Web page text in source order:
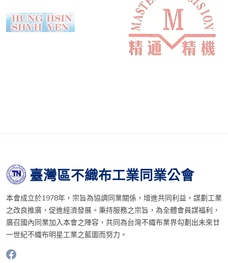
臺灣區不織布工業同業公會
本會成立於1978年，宗旨為協調同業關係，增進共同利益，謀劃工業
之改良推廣，促進經濟發展。秉持服務之宗旨，為全體會員謀福利，
廣召國內同業加入本會之陣容，共同為台灣不織布業界勾劃出未來廿
一世紀不織布明星工業之藍圖而努力。